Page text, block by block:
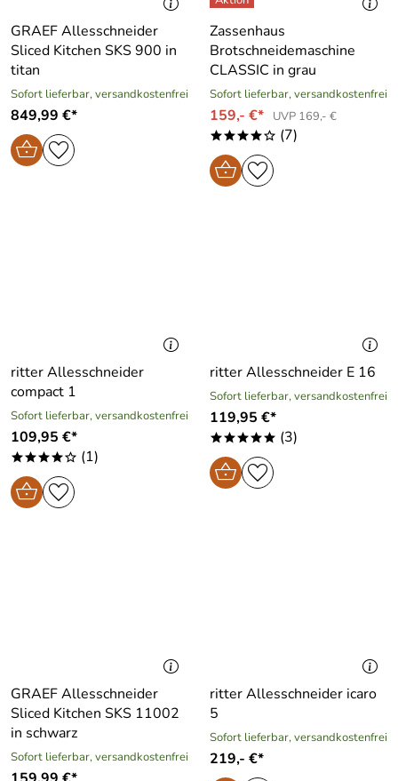
GRAEF Allesschneider
Sliced Kitchen SKS 900 in
titan
Sofort lieferbar, versandkostenfrei
849,99 €*
Zassenhaus
Brotschneidemaschine
CLASSIC in grau
Sofort lieferbar, versandkostenfrei
159,- €* UVP 169,- €
****o (7)
ritter Allesschneider
compact 1
Sofort lieferbar, versandkostenfrei
109,95 €*
****o (1)
ritter Allesschneider E 16
Sofort lieferbar, versandkostenfrei
119,95 €*
***** (3)
GRAEF Allesschneider
Sliced Kitchen SKS 11002
in schwarz
Sofort lieferbar, versandkostenfrei
ritter Allesschneider icaro
5
Sofort lieferbar, versandkostenfrei
219,- €*